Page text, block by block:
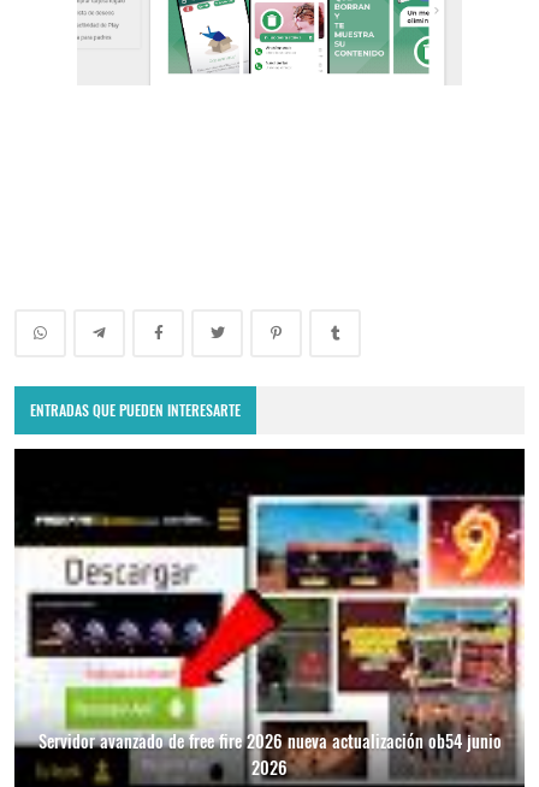
ENTRADAS QUE PUEDEN INTERESARTE
Servidor avanzado de free fire 2026 nueva actualización ob54 junio
2026